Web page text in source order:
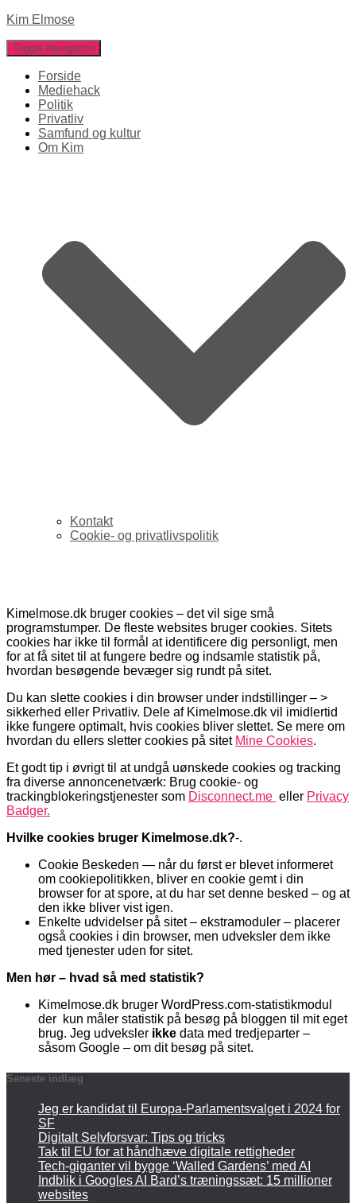
Kim Elmose
Toggle Navigation
Forside
Mediehack
Politik
Privatliv
Samfund og kultur
Om Kim
Kontakt
Cookie- og privatlivspolitik
Kimelmose.dk bruger cookies – det vil sige små
programstumper. De fleste websites bruger cookies. Sitets
cookies har ikke til formål at identificere dig personligt, men
for at få sitet til at fungere bedre og indsamle statistik på,
hvordan besøgende bevæger sig rundt på sitet.
Du kan slette cookies i din browser under indstillinger – >
sikkerhed eller Privatliv. Dele af Kimelmose.dk vil imidlertid
ikke fungere optimalt, hvis cookies bliver slettet. Se mere om
hvordan du ellers sletter cookies på sitet Mine Cookies.
Et godt tip i øvrigt til at undgå uønskede cookies og tracking
fra diverse annoncenetværk: Brug cookie- og
trackingblokeringstjenester som Disconnect.me eller Privacy
Badger.
Hvilke cookies bruger Kimelmose.dk?-.
Cookie Beskeden — når du først er blevet informeret
om cookiepolitikken, bliver en cookie gemt i din
browser for at spore, at du har set denne besked – og at
den ikke bliver vist igen.
Enkelte udvidelser på sitet – ekstramoduler – placerer
også cookies i din browser, men udveksler dem ikke
med tjenester uden for sitet.
Men hør – hvad så med statistik?
Kimelmose.dk bruger WordPress.com-statistikmodul
der kun måler statistik på besøg på bloggen til mit eget
brug. Jeg udveksler ikke data med tredjeparter –
såsom Google – om dit besøg på sitet.
Seneste indlæg
Jeg er kandidat til Europa-Parlamentsvalget i 2024 for
SF
Digitalt Selvforsvar: Tips og tricks
Tak til EU for at håndhæve digitale rettigheder
Tech-giganter vil bygge ‘Walled Gardens’ med AI
Indblik i Googles AI Bard’s træningssæt: 15 millioner
websites